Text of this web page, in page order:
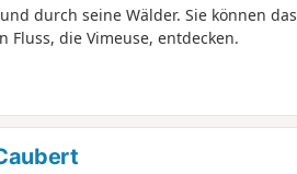
durch seine Wälder. Sie können das
Fluss, die Vimeuse, entdecken.